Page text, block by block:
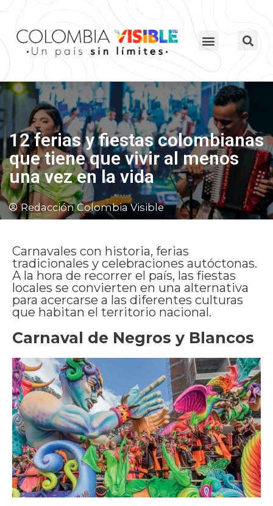
12 ferias y fiestas colombianas
que tiene que vivir al menos
una vez en la vida
Redacción Colombia Visible
Carnavales con historia, ferias
tradicionales y celebraciones autóctonas.
A la hora de recorrer el país, las fiestas
locales se convierten en una alternativa
para acercarse a las diferentes culturas
que habitan el territorio nacional.
Carnaval de Negros y Blancos